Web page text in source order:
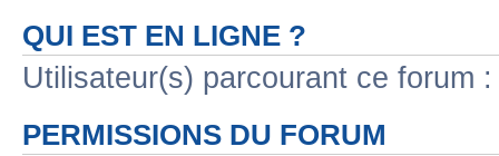
QUI EST EN LIGNE ?
Utilisateur(s) parcourant ce forum
PERMISSIONS DU FORUM